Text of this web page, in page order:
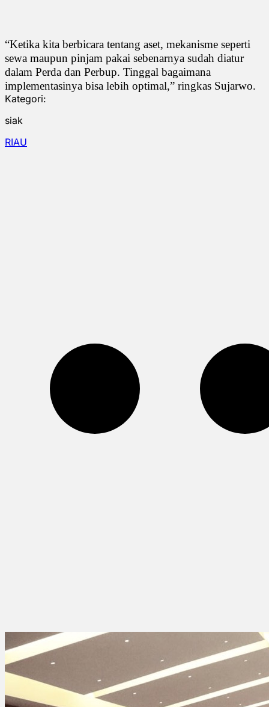
“Ketika kita berbicara tentang aset, mekanisme seperti
sewa maupun pinjam pakai sebenarnya sudah diatur
dalam Perda dan Perbup. Tinggal bagaimana
implementasinya bisa lebih optimal,” ringkas Sujarwo.
Kategori:
siak
RIAU